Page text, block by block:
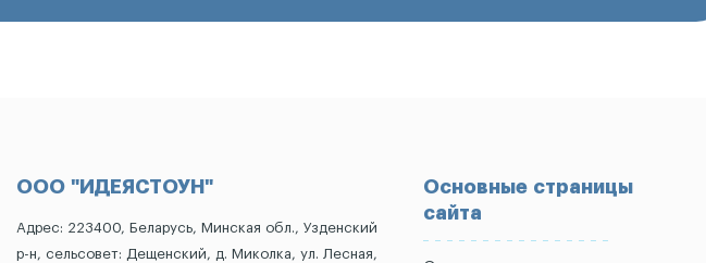
ООО "ИДЕЯСТОУН"
Адрес: 223400, Беларусь, Минская обл., Узденский
р-н, сельсовет: Дещенский, д. Миколка, ул. Лесная,
Основные страницы
сайта